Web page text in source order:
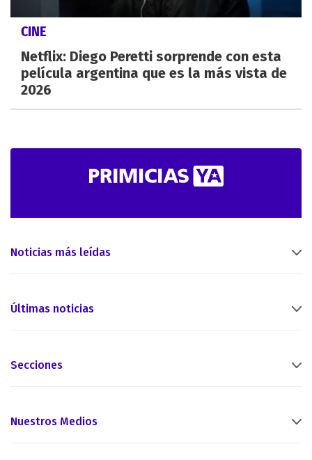
CINE
Netflix: Diego Peretti sorprende con esta
película argentina que es la más vista de
2026
Noticias más leídas
Últimas noticias
Secciones
Nuestros Medios